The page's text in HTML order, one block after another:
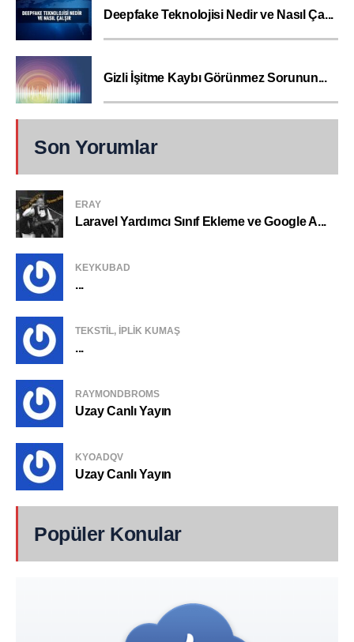
Deepfake Teknolojisi Nedir ve Nasıl Ça...
Gizli İşitme Kaybı Görünmez Sorunun...
Son Yorumlar
ERAY
Laravel Yardımcı Sınıf Ekleme ve Google A...
KEYKUBAD
...
TEKSTIL, IPLIK KUMAŞ
...
RAYMONDBROMS
Uzay Canlı Yayın
KYOADQV
Uzay Canlı Yayın
Popüler Konular